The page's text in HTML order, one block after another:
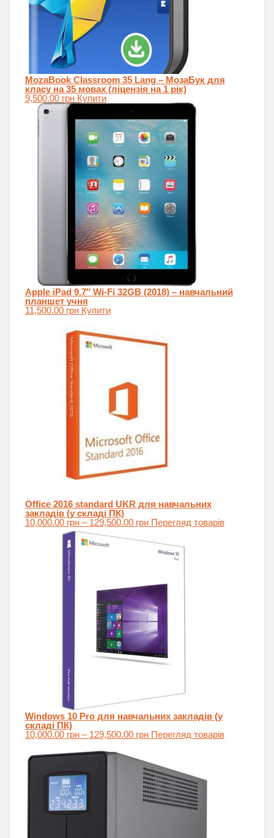
MozaBook Classroom 35 Lang – МозаБук для
класу на 35 мовах (ліцензія на 1 рік)
9,500.00 грн Купити
Apple iPad 9.7″ Wi-Fi 32GB (2018) – навчальний
планшет учня
11,500.00 грн Купити
Office 2016 standard UKR для навчальних
закладів (у складі ПК)
10,000.00 грн – 129,500.00 грнPrice
10,000.00 грн
through
129,500.00 грн
Перегляд товарів
Windows 10 Pro для навчальних закладів (у
складі ПК)
10,000.00 грн – 129,500.00 грнPrice
through
129,500.00 грн
Перегляд товарів